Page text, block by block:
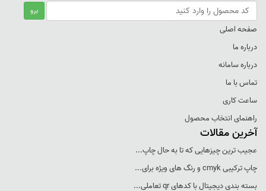
صفحه اصلی
درباره ما
درباره سامانه
تماس با ما
ساعت کاری
راهنمای انتخاب محصول
آخرین مقالات
عجيب ترين چيزهايی که تا به حال چاپ...
چاپ ترکيبی cmyk و رنگ های ويژه برای...
بسته بندی ديجيتال با کدهای qr تعاملی...